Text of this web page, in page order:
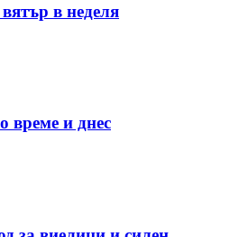
в неделя
време и днес